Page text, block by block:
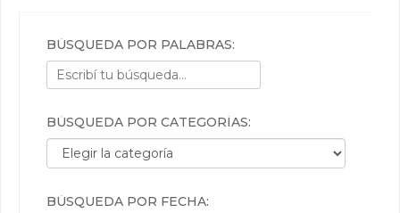
BÚSQUEDA POR PALABRAS:
BÚSQUEDA POR CATEGORÍAS:
Búsqueda por categorías:
BÚSQUEDA POR FECHA: